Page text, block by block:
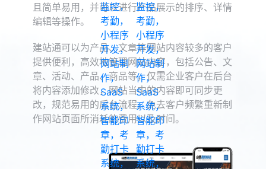
且简单易用，并可以进行产品展示的排序、详情
编辑等操作。
建站通可以为产品、文章等网站内容较多的客户
提供便利，高效地管理网站内容，包括公告、文
章、活动、产品、商品等，仅需企业客户在后台
将内容添加修改，网站当中的内容即可同步更
改，规范易用的后台流程，免去客户频繁重新制
作网站页面所消耗的费用以及时间。